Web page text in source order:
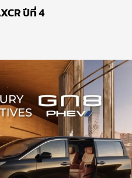
ปีที่ 4